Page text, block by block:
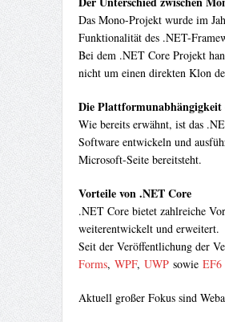
Das Mono-Projekt wurde im
Funktionalität des .NET-
Bei dem .NET Core Projekt
nicht um einen direkten Klon
Die Plattformunabhängigkeit
Wie bereits erwähnt, ist das
Software entwickeln und
Microsoft-Seite bereitsteht.
Vorteile von .NET Core
.NET Core bietet zahlreiche
weiterentwickelt und erweitert.
Seit der Veröffentlichung der
Forms, WPF, UWPsowie EF6
Aktuell großer Fokus sind